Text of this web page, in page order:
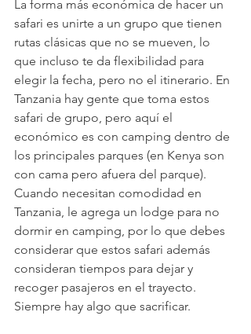
La forma más económica de hacer un
safari es unirte a un grupo que tienen
rutas clásicas que no se mueven, lo
que incluso te da flexibilidad para
elegir la fecha, pero no el itinerario. En
Tanzania hay gente que toma estos
safari de grupo, pero aquí el
económico es con camping dentro de
los principales parques (en Kenya son
con cama pero afuera del parque).
Cuando necesitan comodidad en
Tanzania, le agrega un lodge para no
dormir en camping, por lo que debes
considerar que estos safari además
consideran tiempos para dejar y
recoger pasajeros en el trayecto.
Siempre hay algo que sacrificar.